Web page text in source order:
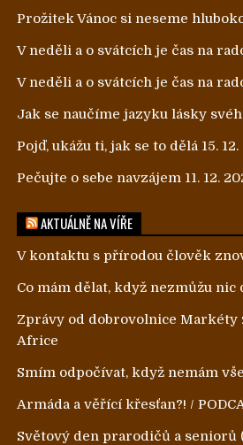
Prožitek Vánoc si neseme
V neděli a o svátcích je čas na
V neděli a o svátcích je čas na
Jak se naučíme jazyku lásky
Pojď, ukážu ti, jak se to dělá 15.
Pečujte o sebe navzájem 11. 12.
AKTUÁLNĚ NA VÍŘE
V kontaktu s přírodou člověk
Co mám dělat, když nezmůžu nic
Zprávy od dobrovolnice Markéty
Africe
Smím odpočívat, když nemám
Armáda a věřící křesťan?! /
Světový den prarodičů a seniorů